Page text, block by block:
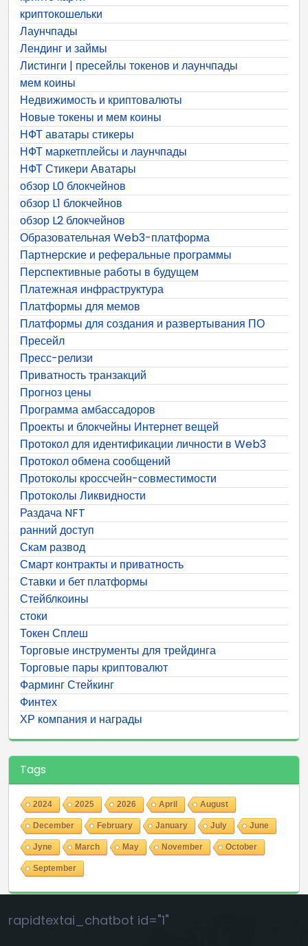
криптокошельки
Лаунчпады
Лендинг и займы
Листинги | пресейлы токенов и лаунчпады
мем коины
Недвижимость и криптовалюты
Новые токены и мем коины
НФТ аватары стикеры
НФТ маркетплейсы и лаунчпады
НФТ Стикери Аватары
обзор L0 блокчейнов
обзор L1 блокчейнов
обзор L2 блокчейнов
Образовательная Web3-платформа
Партнерские и реферальные программы
Перспективные работы в будущем
Платежная инфраструктура
Платформы для мемов
Платформы для создания и развертывания ПО
Пресейл
Пресс-релизи
Приватность транзакций
Прогноз цены
Программа амбассадоров
Проекты и блокчейны Интернет вещей
Протокол для идентификации личности в Web3
Протокол обмена сообщений
Протоколы кроссчейн-совместимости
Протоколы Ликвидности
Раздача NFT
ранний доступ
Скам развод
Смарт контракты и приватность
Ставки и бет платформы
Стейблкоины
стоки
Токен Сплеш
Торговые инструменты для трейдинга
Торговые пары криптовалют
Фарминг Стейкинг
Финтех
ХР компания и награды
Tags
2024 2025 2026 April August
December February January July June
Jyne March May November October
September
rapidtextai_chatbot id="1"